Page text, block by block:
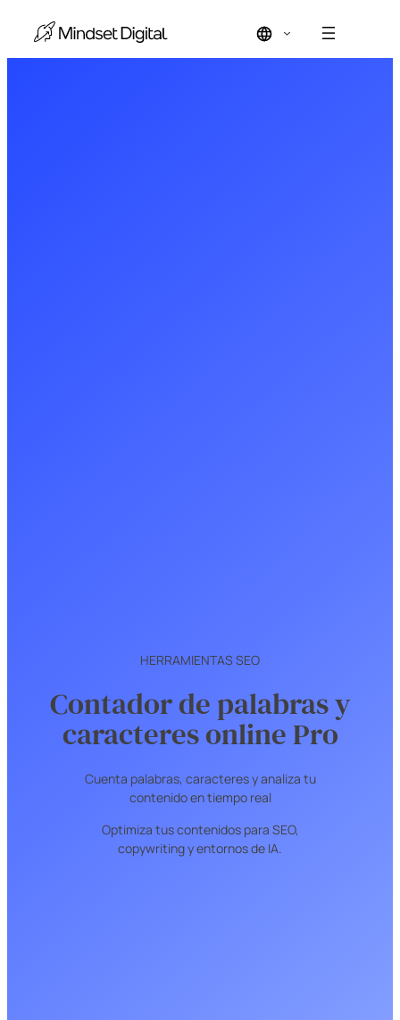
HERRAMIENTAS SEO
Contador de palabras y
caracteres online Pro
Cuenta palabras, caracteres y analiza tu
contenido en tiempo real
Optimiza tus contenidos para SEO,
copywriting y entornos de IA.